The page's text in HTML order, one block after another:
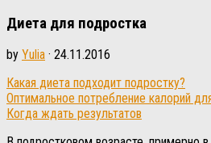
Диета для подростка
by Yulia · 24.11.2016
Какая диета подходит подростку?
Оптимальное потребление калорий
Когда ждать результатов